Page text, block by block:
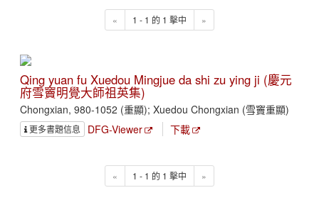
« 1 - 1 的 1 擊中 »
Qing yuan fu Xuedou Mingjue da shi zu ying ji (慶元
府雪竇明覺大師祖英集)
Chongxian, 980-1052 (重顯); Xuedou Chongxian (雪竇重顯)
更多書題信息 DFG-Viewer 下載
« 1 - 1 的 1 擊中 »